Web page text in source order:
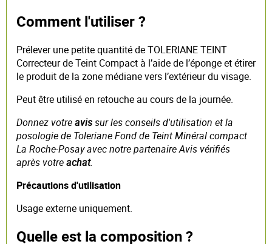
Comment l'utiliser ?
Prélever une petite quantité de TOLERIANE TEINT
Correcteur de Teint Compact à l’aide de l’éponge et étirer
le produit de la zone médiane vers l’extérieur du visage.
Peut être utilisé en retouche au cours de la journée.
Donnez votreavissur les conseils d'utilisation et la
posologie de Toleriane Fond de Teint Minéral compact
La Roche-Posay avec notre partenaire Avis vérifiés
après votreachat.
Précautions d'utilisation
Usage externe uniquement.
Quelle est la composition ?